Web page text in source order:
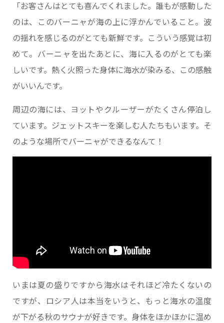
「お客さんはとても喜んでくれました。誰もが感動した
のは、このバーニャが海の上に浮かんでいること。波
の揺れを感じるのがとても新鮮です。こういう感覚は初
めて。バーニャを出たあとに、海に入るのがとても楽
しいです。熱く火照った身体に海水が染みる、この感触
がいいんです。
周辺の海には、ヨットやクルーザーがたくさん停泊し
ています。ジェットスキーを楽しむ人たちもいます。そ
のような場所でバーニャができるなんて！
いまは夏の盛りですから海水はそれほど冷たくないの
ですが、ロシア人は本当をいうと、もっと海水の温度
が下がる秋のサウナが好きです。身体をほかほかに温め